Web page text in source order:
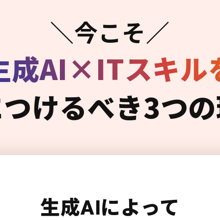
＼今こそ／
成AI×ITスキル
けるべき3つ
生成AIによって